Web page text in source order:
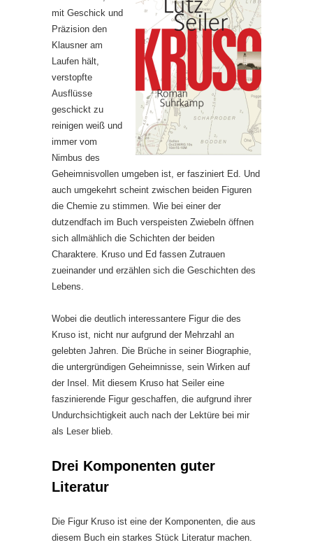
mit Geschick und
Präzision den
Klausner am
Laufen hält,
verstopfte
Ausflüsse
geschickt zu
reinigen weiß und
immer vom
Nimbus des
Geheimnisvollen umgeben ist, er fasziniert Ed. Und
auch umgekehrt scheint zwischen beiden Figuren
die Chemie zu stimmen. Wie bei einer der
dutzendfach im Buch verspeisten Zwiebeln öffnen
sich allmählich die Schichten der beiden
Charaktere. Kruso und Ed fassen Zutrauen
zueinander und erzählen sich die Geschichten des
Lebens.
Wobei die deutlich interessantere Figur die des
Kruso ist, nicht nur aufgrund der Mehrzahl an
gelebten Jahren. Die Brüche in seiner Biographie,
die untergründigen Geheimnisse, sein Wirken auf
der Insel. Mit diesem Kruso hat Seiler eine
faszinierende Figur geschaffen, die aufgrund ihrer
Undurchsichtigkeit auch nach der Lektüre bei mir
als Leser blieb.
Drei Komponenten guter
Literatur
Die Figur Kruso ist eine der Komponenten, die aus
diesem Buch ein starkes Stück Literatur machen.